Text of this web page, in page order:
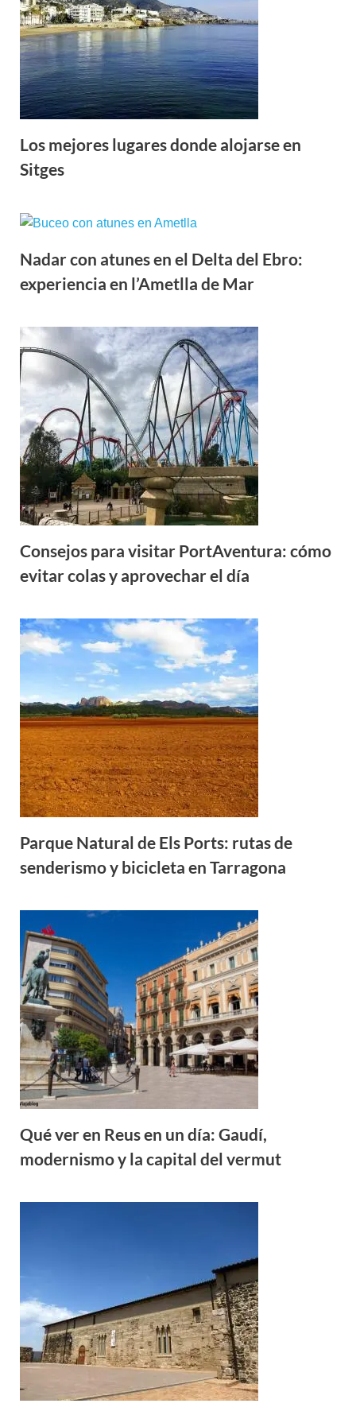
Los mejores lugares donde alojarse en
Sitges
Nadar con atunes en el Delta del Ebro:
experiencia en l’Ametlla de Mar
Consejos para visitar PortAventura: cómo
evitar colas y aprovechar el día
Parque Natural de Els Ports: rutas de
senderismo y bicicleta en Tarragona
Qué ver en Reus en un día: Gaudí,
modernismo y la capital del vermut